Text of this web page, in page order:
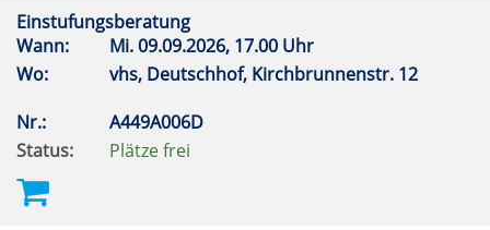
Einstufungsberatung
Wann:
Mi.09.09.2026, 17.00 Uhr
Wo:
vhs, Deutschhof, Kirchbrunnenstr. 12
Nr.:
A449A006D
Status:
Plätze frei